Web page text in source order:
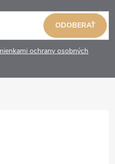
ochrany osobných
ODOBERAŤ